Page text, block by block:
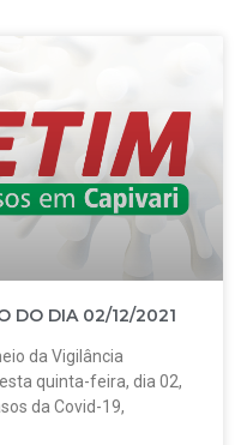
DO DIA 02/12/2021
da Vigilância
quinta-feira, dia 02,
da Covid-19,